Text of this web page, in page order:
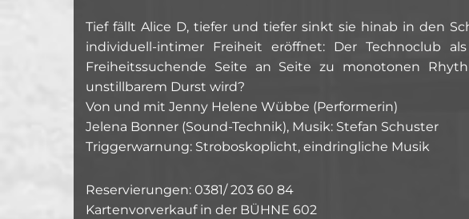
Tief fällt Alice D, tiefer und tiefer sinkt sie hinab in den
individuell-intimer Freiheit eröffnet: Der Technoclub
Freiheitssuchende Seite an Seite zu monotonen
unstillbarem Durst wird?
Von und mit Jenny Helene Wübbe (Performerin)
Jelena Bonner (Sound-Technik), Musik: Stefan Schuster
Triggerwarnung: Stroboskoplicht, eindringliche Musik
Reservierungen: 0381/ 203 60 84
Kartenvorverkauf in der BÜHNE 602